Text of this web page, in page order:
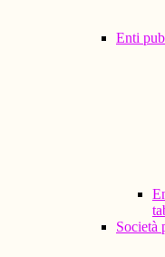
Enti
Società